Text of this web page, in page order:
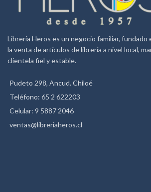
Librería Heros es un negocio familiar, fundado
la venta de artículos de librería a nivel local,
clientela fiel y estable.
Pudeto 298, Ancud. Chiloé
Teléfono: 65 2 622203
Celular: 9 5887 2046
ventas@libreriaheros.cl